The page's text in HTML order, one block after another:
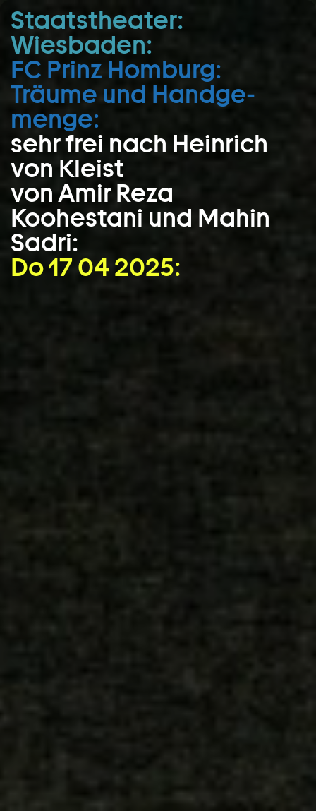
Zum Hauptinhalt springen
Zum Footer springen
Staatstheater:
Wiesbaden:
FC Prinz Homburg:
Träume und Hand­ge­
menge:
sehr frei nach Heinrich
von Kleist
von Amir Reza
Koohestani und Mahin
Sadri:
Do 17 04 2025: